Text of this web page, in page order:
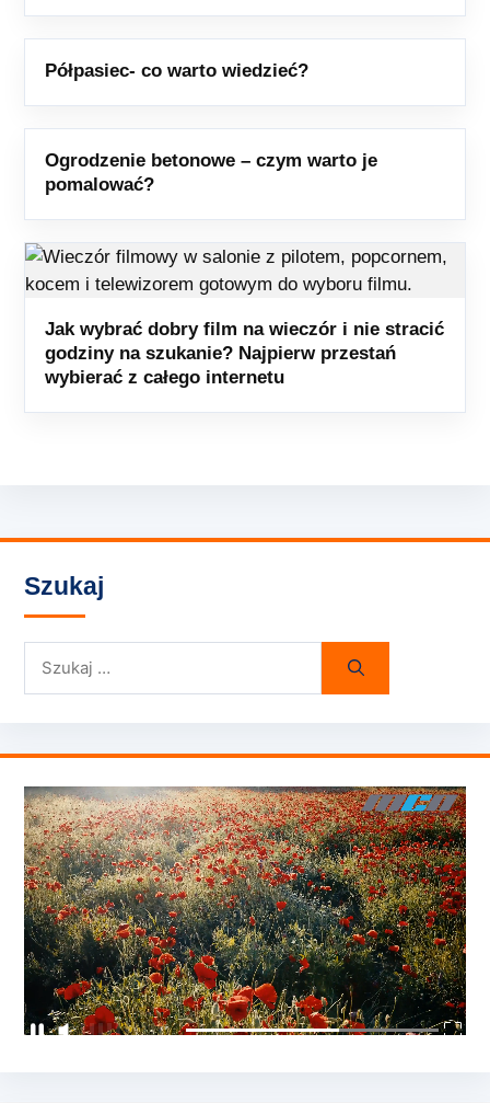
Półpasiec- co warto wiedzieć?
Ogrodzenie betonowe – czym warto je
pomalować?
Jak wybrać dobry film na wieczór i nie stracić
godziny na szukanie? Najpierw przestań
wybierać z całego internetu
Szukaj